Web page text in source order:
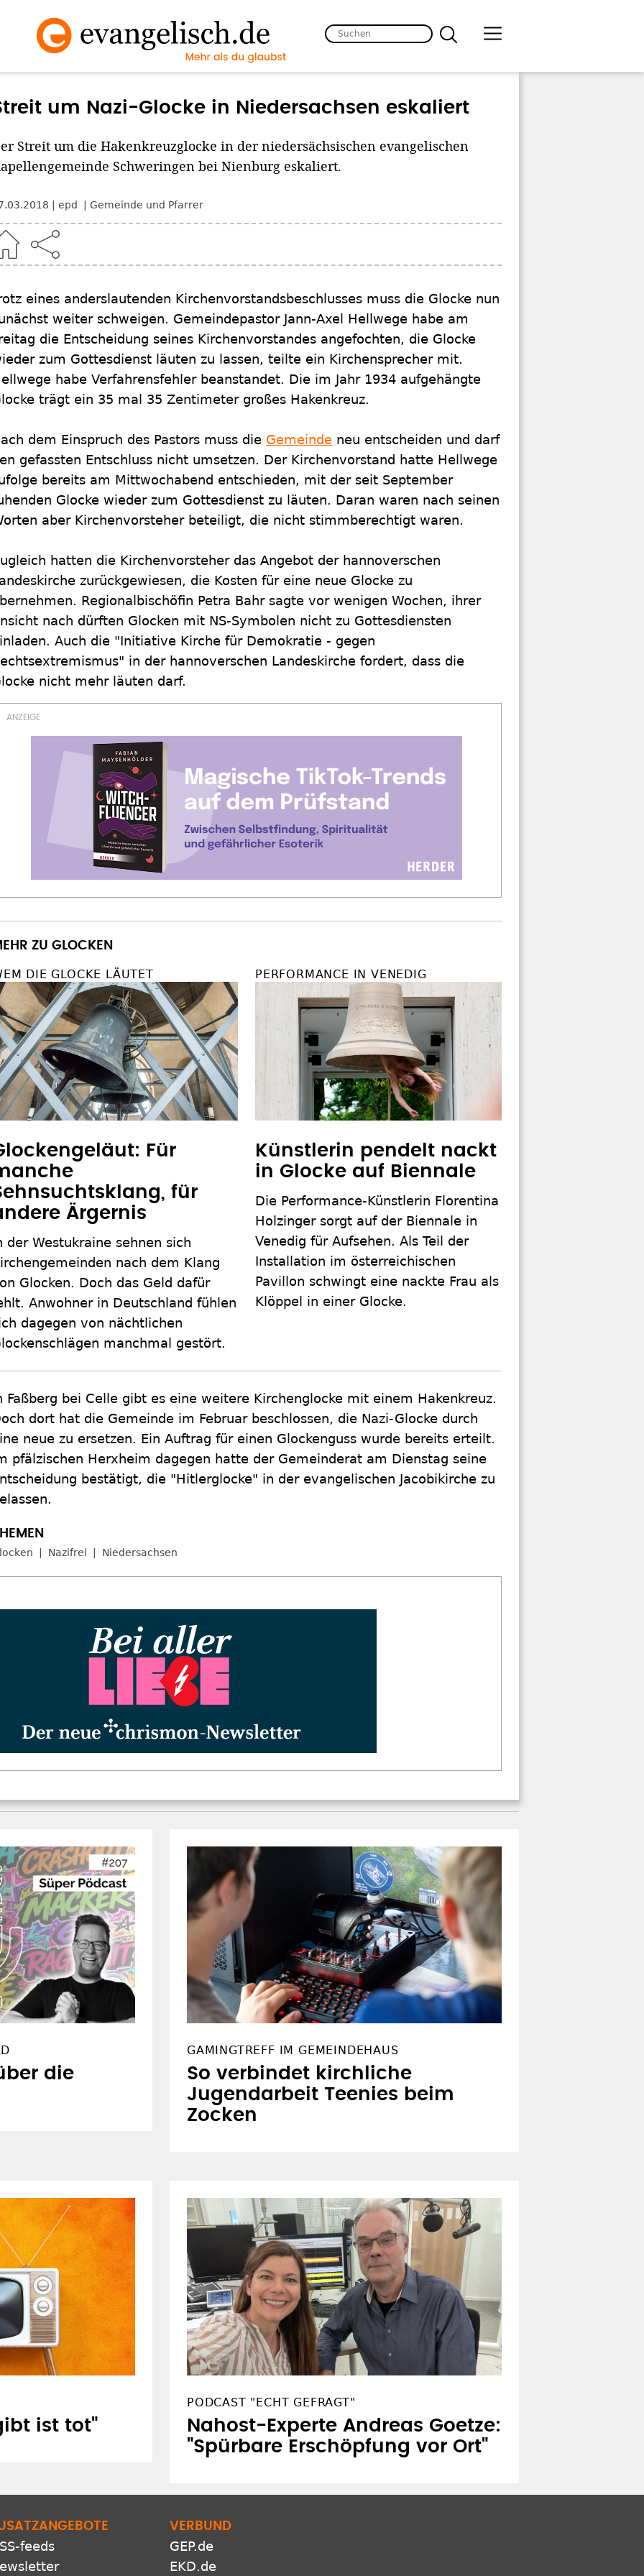
um Nazi-Glocke in Niedersachsen eskaliert
Streit um die Hakenkreuzglocke in der niedersächsischen evangelischen
Schweringen bei Nienburg eskaliert.
epd Gemeinde und Pfarrer
eines anderslautenden Kirchenvorstandsbeschlusses muss die Glocke nun
weiter schweigen. Gemeindepastor Jann-Axel Hellwege habe am
die Entscheidung seines Kirchenvorstandes angefochten, die Glocke
zum Gottesdienst läuten zu lassen, teilte ein Kirchensprecher mit.
habe Verfahrensfehler beanstandet. Die im Jahr 1934 aufgehängte
trägt ein 35 mal 35 Zentimeter großes Hakenkreuz.
dem Einspruch des Pastors muss die Gemeinde neu entscheiden und darf
gefassten Entschluss nicht umsetzen. Der Kirchenvorstand hatte Hellwege
bereits am Mittwochabend entschieden, mit der seit September
Glocke wieder zum Gottesdienst zu läuten. Daran waren nach seinen
aber Kirchenvorsteher beteiligt, die nicht stimmberechtigt waren.
hatten die Kirchenvorsteher das Angebot der hannoverschen
zurückgewiesen, die Kosten für eine neue Glocke zu
Regionalbischöfin Petra Bahr sagte vor wenigen Wochen, ihrer
nach dürften Glocken mit NS-Symbolen nicht zu Gottesdiensten
Auch die "Initiative Kirche für Demokratie - gegen
in der hannoverschen Landeskirche fordert, dass die
nicht mehr läuten darf.
ZU GLOCKEN
DIE GLOCKE LÄUTET
Für
für
Ärgernis
der Westukraine sehnen sich
nach dem Klang
Glocken. Doch das Geld dafür
Anwohner in Deutschland fühlen
dagegen von nächtlichen
manchmal gestört.
PERFORMANCE IN VENEDIG
Künstlerin pendelt nackt
in Glocke auf Biennale
Die Performance-Künstlerin Florentina
Holzinger sorgt auf der Biennale in
Venedig für Aufsehen. Als Teil der
Installation im österreichischen
Pavillon schwingt eine nackte Frau als
Klöppel in einer Glocke.
Faßberg bei Celle gibt es eine weitere Kirchenglocke mit einem Hakenkreuz.
dort hat die Gemeinde im Februar beschlossen, die Nazi-Glocke durch
neue zu ersetzen. Ein Auftrag für einen Glockenguss wurde bereits erteilt.
pfälzischen Herxheim dagegen hatte der Gemeinderat am Dienstag seine
bestätigt, die "Hitlerglocke" in der evangelischen Jacobikirche zu
Nazifrei Niedersachsen
Jugendarbeit Teenies beim
Zocken
ist tot"
Nahost-Experte Andreas Goetze:
"Spürbare Erschöpfung vor Ort"